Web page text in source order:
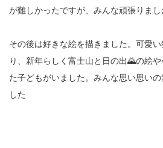
が難しかったですが、みんな頑張りま
その後は好きな絵を描きました。可愛
り、新年らしく富士山と日の出🌄の絵
た子どもがいました。みんな思い思い
した